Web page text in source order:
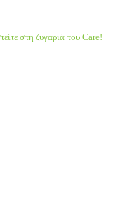
στη ζυγαριά του Care!